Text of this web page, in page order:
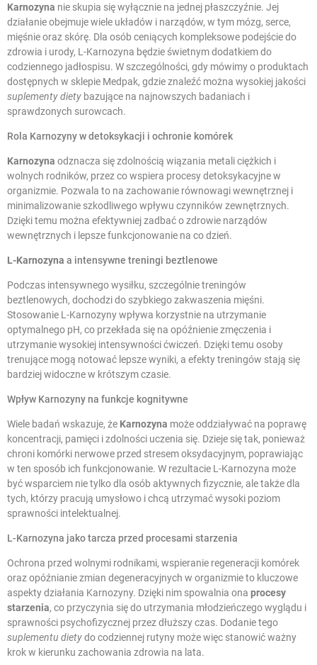
Karnozyna nie skupia się wyłącznie na jednej płaszczyźnie. Jej
działanie obejmuje wiele układów i narządów, w tym mózg, serce,
mięśnie oraz skórę. Dla osób ceniących kompleksowe podejście do
zdrowia i urody, L-Karnozyna będzie świetnym dodatkiem do
codziennego jadłospisu. W szczególności, gdy mówimy o produktach
dostępnych w sklepie Medpak, gdzie znaleźć można wysokiej jakości
suplementy diety bazujące na najnowszych badaniach i
sprawdzonych surowcach.
Rola Karnozyny w detoksykacji i ochronie komórek
Karnozyna odznacza się zdolnością wiązania metali ciężkich i
wolnych rodników, przez co wspiera procesy detoksykacyjne w
organizmie. Pozwala to na zachowanie równowagi wewnętrznej i
minimalizowanie szkodliwego wpływu czynników zewnętrznych.
Dzięki temu można efektywniej zadbać o zdrowie narządów
wewnętrznych i lepsze funkcjonowanie na co dzień.
L-Karnozyna a intensywne treningi beztlenowe
Podczas intensywnego wysiłku, szczególnie treningów
beztlenowych, dochodzi do szybkiego zakwaszenia mięśni.
Stosowanie L-Karnozyny wpływa korzystnie na utrzymanie
optymalnego pH, co przekłada się na opóźnienie zmęczenia i
utrzymanie wysokiej intensywności ćwiczeń. Dzięki temu osoby
trenujące mogą notować lepsze wyniki, a efekty treningów stają się
bardziej widoczne w krótszym czasie.
Wpływ Karnozyny na funkcje kognitywne
Wiele badań wskazuje, że Karnozyna może oddziaływać na poprawę
koncentracji, pamięci i zdolności uczenia się. Dzieje się tak, ponieważ
chroni komórki nerwowe przed stresem oksydacyjnym, poprawiając
w ten sposób ich funkcjonowanie. W rezultacie L-Karnozyna może
być wsparciem nie tylko dla osób aktywnych fizycznie, ale także dla
tych, którzy pracują umysłowo i chcą utrzymać wysoki poziom
sprawności intelektualnej.
L-Karnozyna jako tarcza przed procesami starzenia
Ochrona przed wolnymi rodnikami, wspieranie regeneracji komórek
oraz opóźnianie zmian degeneracyjnych w organizmie to kluczowe
aspekty działania Karnozyny. Dzięki nim spowalnia ona procesy
starzenia, co przyczynia się do utrzymania młodzieńczego wyglądu i
sprawności psychofizycznej przez dłuższy czas. Dodanie tego
suplementu dietydo codziennej rutyny może więc stanowić ważny
krok w kierunku zachowania zdrowia na lata.